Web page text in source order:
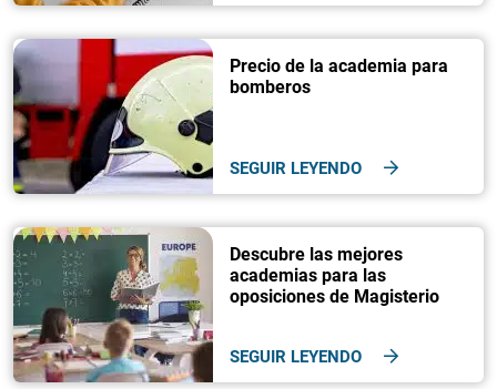
Precio de la academia para
bomberos
SEGUIR LEYENDO
Descubre las mejores
academias para las
oposiciones de Magisterio
SEGUIR LEYENDO